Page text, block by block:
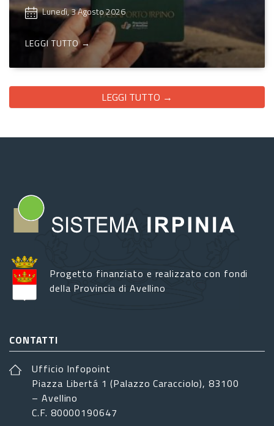
Lunedì, 3 Agosto 2026
LEGGI TUTTO →
LEGGI TUTTO →
Progetto finanziato e realizzato con fondi
della Provincia di Avellino
CONTATTI
Ufficio Infopoint
Piazza Libertá 1 (Palazzo Caracciolo), 83100
– Avellino
C.F. 80000190647